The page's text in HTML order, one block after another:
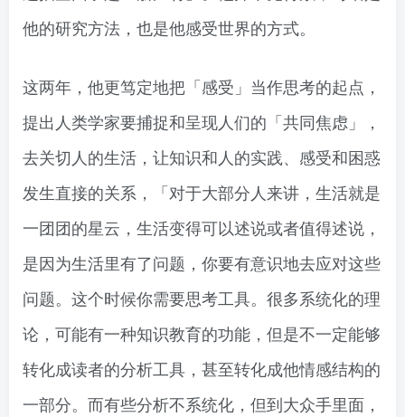
他的研究方法，也是他感受世界的方式。
这两年，他更笃定地把「感受」当作思考的起点，
提出人类学家要捕捉和呈现人们的「共同焦虑」，
去关切人的生活，让知识和人的实践、感受和困惑
发生直接的关系，「对于大部分人来讲，生活就是
一团团的星云，生活变得可以述说或者值得述说，
是因为生活里有了问题，你要有意识地去应对这些
问题。这个时候你需要思考工具。很多系统化的理
论，可能有一种知识教育的功能，但是不一定能够
转化成读者的分析工具，甚至转化成他情感结构的
一部分。而有些分析不系统化，但到大众手里面，